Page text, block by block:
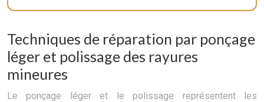
Techniques de réparation par ponçage
léger et polissage des rayures
mineures
Le ponçage léger et le polissage représentent les